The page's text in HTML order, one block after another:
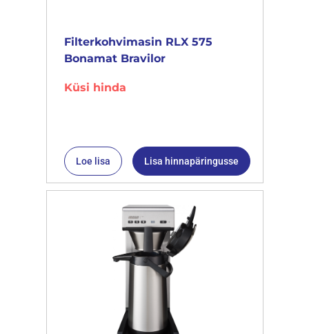
Filterkohvimasin RLX 575
Bonamat Bravilor
Küsi hinda
Loe lisa Lisa hinnapäringusse